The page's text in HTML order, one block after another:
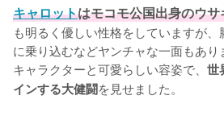
キャロットはモコモ公国出身のウ
も明るく優しい性格をしていますが
に乗り込むなどヤンチャな一面もあ
キャラクターと可愛らしい容姿で、 世
インする大健闘を見せました。